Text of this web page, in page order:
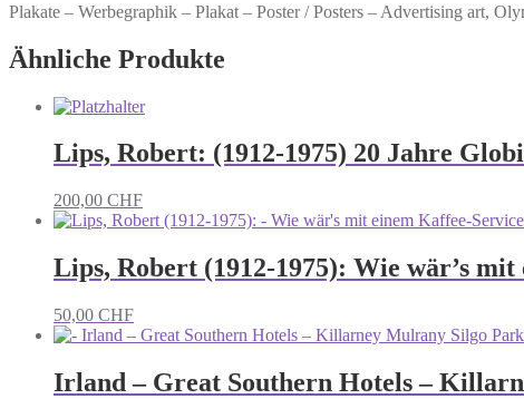
Games
XIV
olimpijske
Menge
Plakate – Werbegraphik – Plakat – Poster / Posters – Advertising art,
Ähnliche Produkte
Lips, Robert: (1912-1975) 20 Jahre
200,00 CHF
Lips, Robert (1912-1975): Wie wär’s
50,00 CHF
Irland – Great Southern Hotels –